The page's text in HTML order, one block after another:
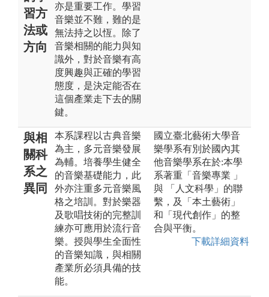
習方
法或
方向
亦是重要工作。學習
音樂並不難，難的是
無法持之以恆。除了
音樂相關的能力與知
識外，對於音樂有高
度興趣與正確的學習
態度，是決定能否在
這個產業走下去的關
鍵。
與相
關科
系之
異同
本系課程以古典音樂
為主，多元音樂發展
為輔。培養學生健全
的音樂基礎能力，此
外亦注重多元音樂風
格之培訓。對於樂器
及歌唱技術的完整訓
練亦可應用於流行音
樂。授與學生全面性
的音樂知識，與相關
產業所必須具備的技
能。
國立臺北藝術大學音
樂學系有別於國內其
他音樂學系在於:本學
系著重「音樂專業 」
與 「人文科學」的聯
繫，及「本土藝術」
和「現代創作」的整
合與平衡。
下載詳細資料